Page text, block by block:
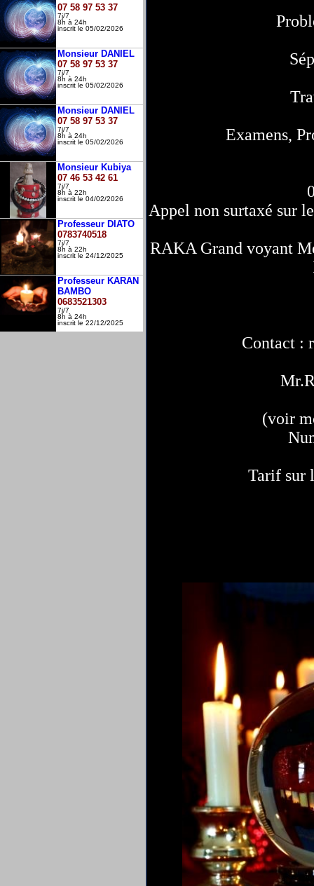
07 58 97 53 37
7j/7
8h à 24h
inscrit le 05/02/2026
Monsieur DANIEL
07 58 97 53 37
7j/7
8h à 24h
inscrit le 05/02/2026
Monsieur DANIEL
07 58 97 53 37
7j/7
8h à 24h
inscrit le 05/02/2026
Monsieur Kubiya
07 46 53 42 61
7j/7
8h à 22h
inscrit le 04/02/2026
Professeur DIATO
0783740518
7j/7
8h à 22h
inscrit le 24/12/2025
Professeur KARAN
BAMBO
0683521303
7j/7
8h à 24h
inscrit le 22/12/2025
Examens,
Appel non surtaxé sur
RAKA Grand voyant
Contact :
(voir
Tarif sur